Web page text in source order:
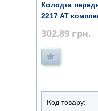
Колодка
2217 AT
302.89 грн.
Код товару: